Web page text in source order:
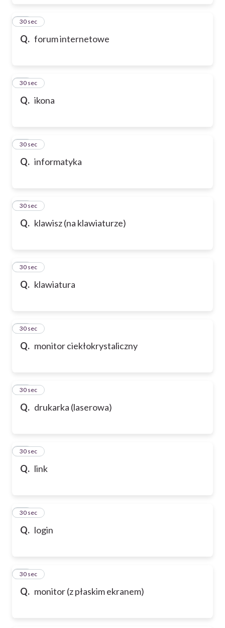
Q. forum internetowe
17
30 sec
Q. ikona
18
30 sec
Q. informatyka
19
30 sec
Q. klawisz (na klawiaturze)
20
30 sec
Q. klawiatura
21
30 sec
Q. monitor ciekłokrystaliczny
22
30 sec
Q. drukarka (laserowa)
23
30 sec
Q. link
24
30 sec
Q. login
25
30 sec
Q. monitor (z płaskim ekranem)
26
30 sec